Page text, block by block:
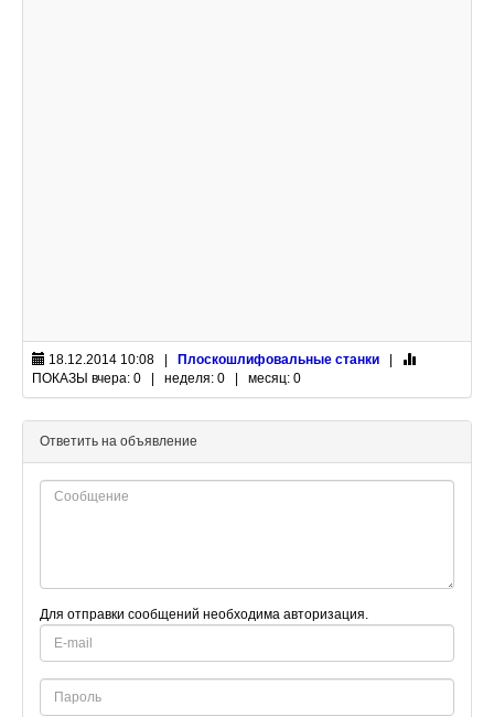
18.12.2014 10:08 | Плоскошлифовальные станки |
ПОКАЗЫ вчера: 0 | неделя: 0 | месяц: 0
Ответить на объявление
Для отправки сообщений необходима авторизация.
E-
mail
Password